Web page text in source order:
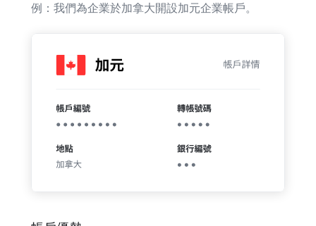
例：我們為企業於加拿大開設加元企業帳戶。